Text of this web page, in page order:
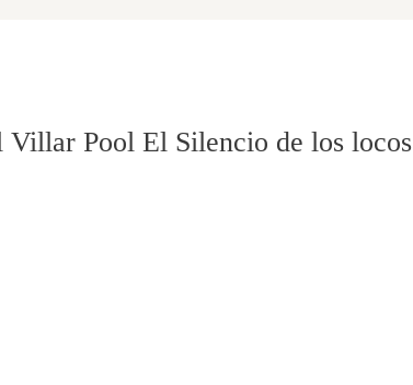
Pool El Silencio de los locos